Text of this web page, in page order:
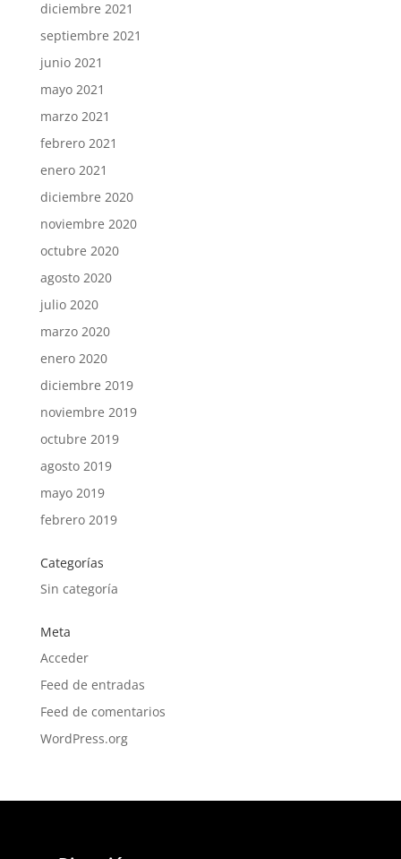
diciembre 2021
septiembre 2021
junio 2021
mayo 2021
marzo 2021
febrero 2021
enero 2021
diciembre 2020
noviembre 2020
octubre 2020
agosto 2020
julio 2020
marzo 2020
enero 2020
diciembre 2019
noviembre 2019
octubre 2019
agosto 2019
mayo 2019
febrero 2019
Categorías
Sin categoría
Meta
Acceder
Feed de entradas
Feed de comentarios
WordPress.org